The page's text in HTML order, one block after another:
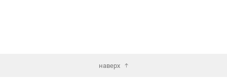
наверх